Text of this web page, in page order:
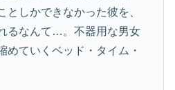
としかできなかった彼を、
るなんて…。不器用な男女
めていくベッド・タイム・